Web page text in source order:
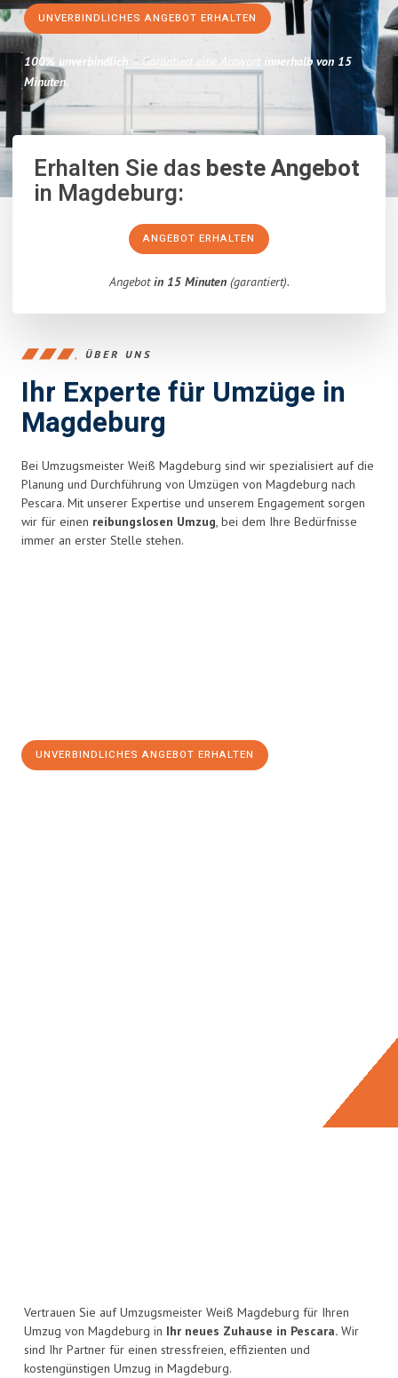
UNVERBINDLICHES ANGEBOT ERHALTEN
100% unverbindlich – Garantiert eine Antwort innerhalb von 15
Minuten.
Erhalten Sie dasbeste Angebot
in Magdeburg:
ANGEBOT ERHALTEN
Angebotin 15 Minuten(garantiert).
ÜBER UNS
Ihr Experte für Umzüge in
Magdeburg
Bei Umzugsmeister Weiß Magdeburg sind wir spezialisiert auf die
Planung und Durchführung von Umzügen von Magdeburg nach
Pescara. Mit unserer Expertise und unserem Engagement sorgen
wir für einen reibungslosen Umzug, bei dem Ihre Bedürfnisse
immer an erster Stelle stehen.
UNVERBINDLICHES ANGEBOT ERHALTEN
Vertrauen Sie auf Umzugsmeister Weiß Magdeburg für Ihren
Umzug von Magdeburg in Ihr neues Zuhause in Pescara. Wir
sind Ihr Partner für einen stressfreien, effizienten und
kostengünstigen Umzug in Magdeburg.